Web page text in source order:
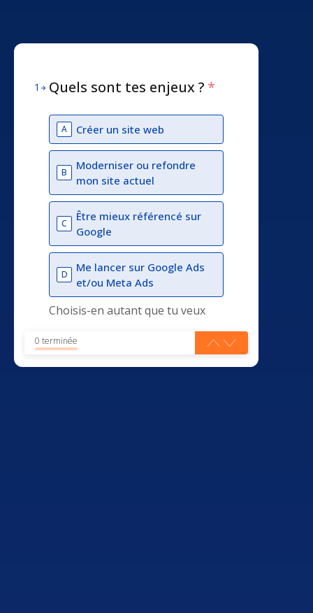
1 Quels sont tes enjeux ? *
A Créer un site web
B
Moderniser ou refondre
mon site actuel
C
Être mieux référencé sur
Google
D
Me lancer sur Google Ads
et/ou Meta Ads
Choisis-en autant que tu veux
0 terminée